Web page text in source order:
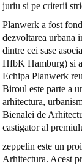
juriu si pe criterii
Planwerk a fost
dezvoltarea urbana
dintre cei sase
HfbK Hamburg) si
Echipa Planwerk
Biroul este parte a
arhitectura,
Bienalei de
castigator al
zeppelin este un
Arhitectura. Acest